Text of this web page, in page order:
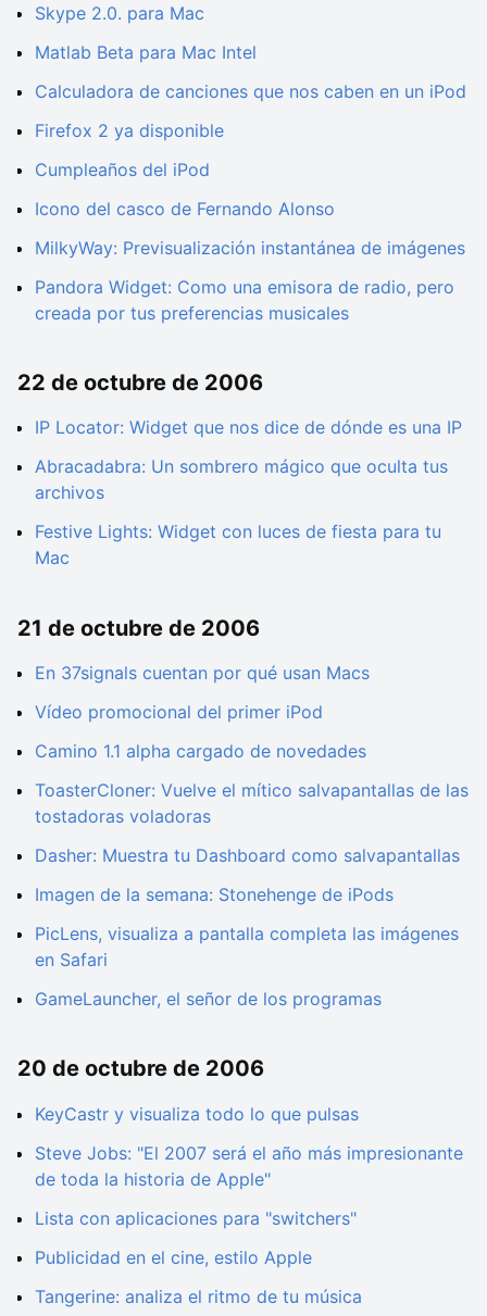
Skype 2.0. para Mac
Matlab Beta para Mac Intel
Calculadora de canciones que nos caben en un iPod
Firefox 2 ya disponible
Cumpleaños del iPod
Icono del casco de Fernando Alonso
MilkyWay: Previsualización instantánea de imágenes
Pandora Widget: Como una emisora de radio, pero
creada por tus preferencias musicales
22 de octubre de 2006
IP Locator: Widget que nos dice de dónde es una IP
Abracadabra: Un sombrero mágico que oculta tus
archivos
Festive Lights: Widget con luces de fiesta para tu
Mac
21 de octubre de 2006
En 37signals cuentan por qué usan Macs
Vídeo promocional del primer iPod
Camino 1.1 alpha cargado de novedades
ToasterCloner: Vuelve el mítico salvapantallas de las
tostadoras voladoras
Dasher: Muestra tu Dashboard como salvapantallas
Imagen de la semana: Stonehenge de iPods
PicLens, visualiza a pantalla completa las imágenes
en Safari
GameLauncher, el señor de los programas
20 de octubre de 2006
KeyCastr y visualiza todo lo que pulsas
Steve Jobs: "El 2007 será el año más impresionante
de toda la historia de Apple"
Lista con aplicaciones para "switchers"
Publicidad en el cine, estilo Apple
Tangerine: analiza el ritmo de tu música